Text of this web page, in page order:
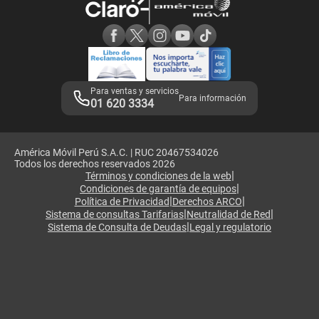
Adquirientes iPhone 6, 6S y SE
Mensaje de Seguridad
Términos y Condiciones de Tienda Claro
Libro de Reclamaciones
Legales de marketplace
Para ventas y servicios
01 620 3334 Para información
América Móvil Perú S.A.C. | RUC 20467534026
Todos los derechos reservados 2026
Términos y condiciones de la web|
Condiciones de garantía de equipos|
Política de Privacidad|Derechos ARCO|
Sistema de consultas Tarifarias|Neutralidad de Red|
Sistema de Consulta de Deudas|Legal y regulatorio